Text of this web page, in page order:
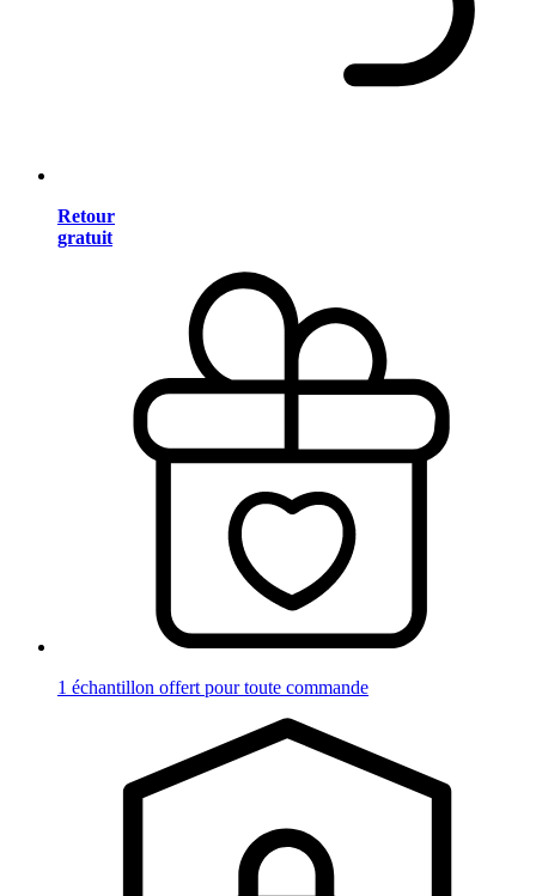
Retour
gratuit
1 échantillon offert pour toute commande